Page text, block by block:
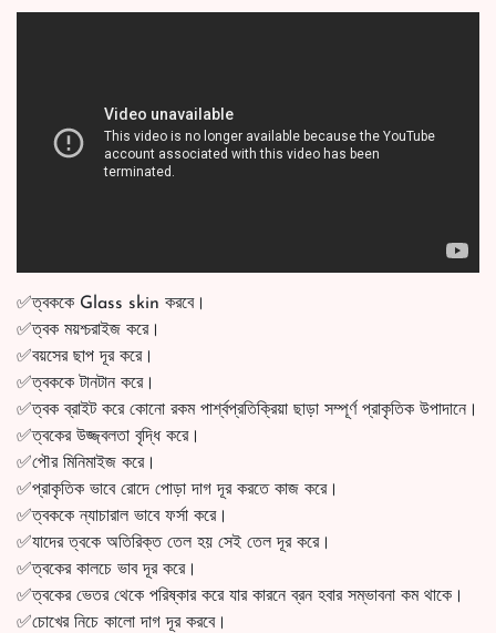
✅ত্বককে Glass skin করবে।
✅ত্বক ময়শ্চরাইজ করে।
✅বয়সের ছাপ দূর করে।
✅ত্বককে টানটান করে।
✅ত্বক ব্রাইট করে কোনো রকম পার্শ্বপ্রতিক্রিয়া ছাড়া সম্পূর্ণ প্রাকৃতিক উপাদানে।
✅ত্বকের উজ্জ্বলতা বৃদ্ধি করে।
✅পৌর মিনিমাইজ করে।
✅প্রাকৃতিক ভাবে রোদে পোড়া দাগ দূর করতে কাজ করে।
✅ত্বককে ন্যাচারাল ভাবে ফর্সা করে।
✅যাদের ত্বকে অতিরিক্ত তেল হয় সেই তেল দূর করে।
✅ত্বকের কালচে ভাব দূর করে।
✅ত্বকের ভেতর থেকে পরিষ্কার করে যার কারনে ব্রন হবার সম্ভাবনা কম থাকে।
✅চোখের নিচে কালো দাগ দূর করবে।